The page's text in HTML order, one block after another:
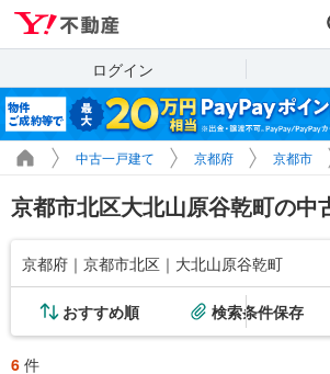
ログイン
中古一戸建て 京都府 京都市
京都市北区大北山原谷乾町の中
京都府｜京都市北区｜大北山原谷乾町
おすすめ順 検索条件保存
6 件